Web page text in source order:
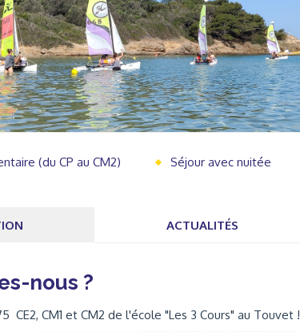
(du CP au CM2) Séjour avec nuitée
ACTUALITÉS
nous ?
CE2, CM1 et CM2 de l'école "Les 3 Cours" au Touvet !